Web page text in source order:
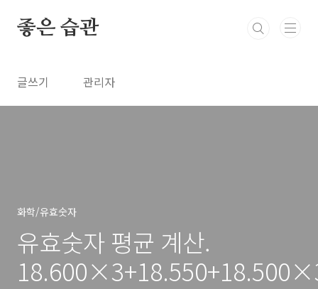
좋은 습관
글쓰기 관리자
화학/유효숫자
유효숫자 평균 계산.